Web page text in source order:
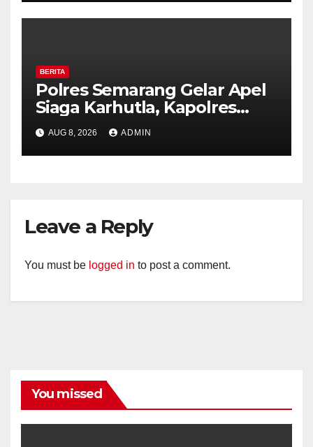
BERITA
Polres Semarang Gelar Apel
Siaga Karhutla, Kapolres
Tekankan Sinergi dan
Kesiapsiagaan Hadapi Musim
Kemarau.
AUG 8, 2026 ADMIN
Leave a Reply
You must be logged in to post a comment.
You missed